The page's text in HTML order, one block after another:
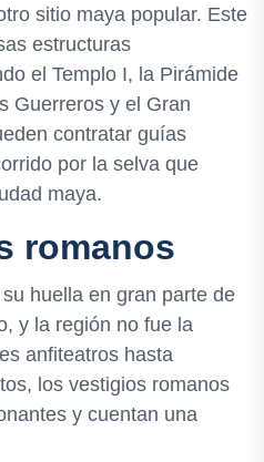
sitio maya popular. Este
estructuras
el Templo I, la Pirámide
Guerreros y el Gran
contratar guías
por la selva que
maya.
romanos
huella en gran parte de
y la región no fue la
anfiteatros hasta
los vestigios romanos
y cuentan una